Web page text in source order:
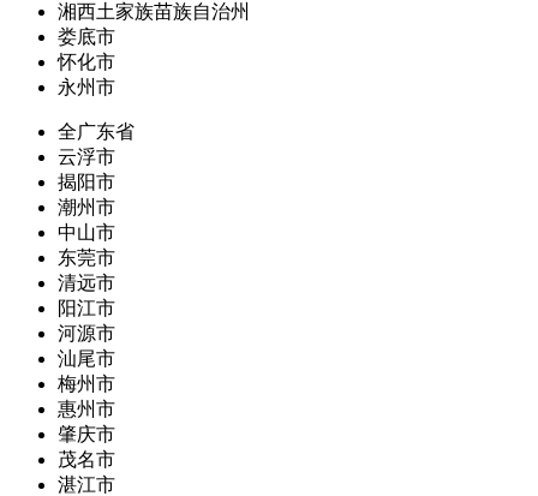
湘西土家族苗族自治州
娄底市
怀化市
永州市
全广东省
云浮市
揭阳市
潮州市
中山市
东莞市
清远市
阳江市
河源市
汕尾市
梅州市
惠州市
肇庆市
茂名市
湛江市